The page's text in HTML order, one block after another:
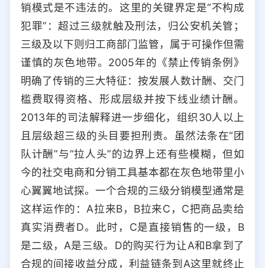
销模式是不违法的。这里的关键界定是“不构成
犯罪”：超过三级就触及刑法，归公安机关管；
三级及以下则归工商部门监管，属于可操作但需
谨慎的灰色地带。2005年的《禁止传销条例》
明确了传销的三大特征：按发展人数计酬、交门
槛费取得资格、形成层级并按下线业绩计酬。
2013年的司法解释进一步细化，组织30人以上
且层级超三级的头目要担刑责。虽然法条在“团
队计酬”与“拉人头”的边界上还有些模糊，但如
今的社交电商和分销工具基本都在灰色地带里小
心翼翼地试探。一个合规的三级分销模型通常是
这样运作的：A拉来B，B拉来C，C把商品卖给
真实消费者D。此时，C是直接销售的一级，B
是二级，A是三级。D的购买行为让A和B拿到了
合规的间接收益分成，利益链条到A这里就终止